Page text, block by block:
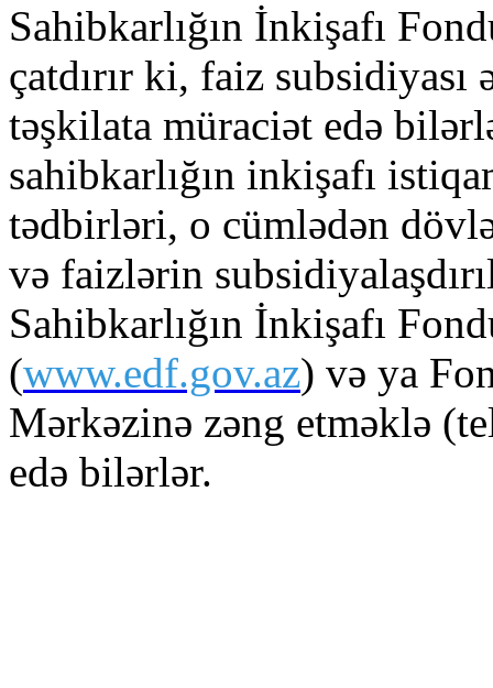
Sahibkarlığın İnkişafı
çatdırır ki, faiz
təşkilata müraciət edə
sahibkarlığın inkişafı
tədbirləri, o cümlədən
və faizlərin
Sahibkarlığın İnkişafı
(www.edf.gov.az) və ya
Mərkəzinə zəng etməklə
edə bilərlər.